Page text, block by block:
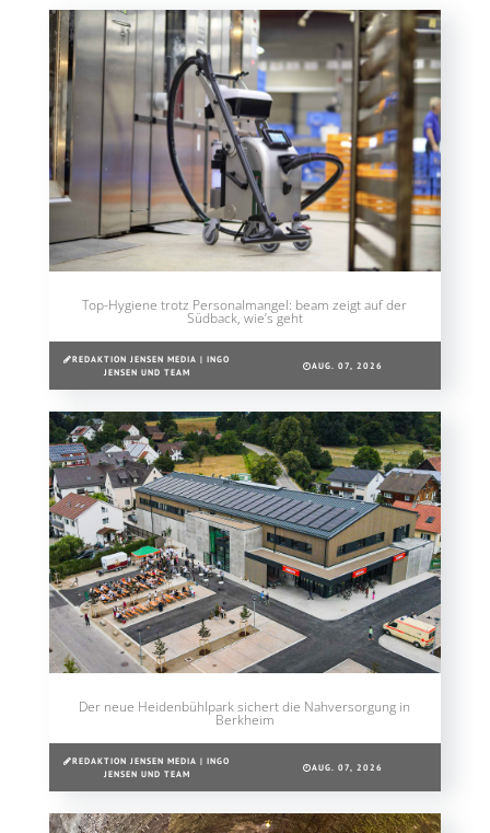
Top-Hygiene trotz Personalmangel: beam zeigt auf der
Südback, wie’s geht
REDAKTION JENSEN MEDIA | INGO
JENSEN UND TEAM
AUG. 07, 2026
Der neue Heidenbühlpark sichert die Nahversorgung in
Berkheim
REDAKTION JENSEN MEDIA | INGO
JENSEN UND TEAM
AUG. 07, 2026